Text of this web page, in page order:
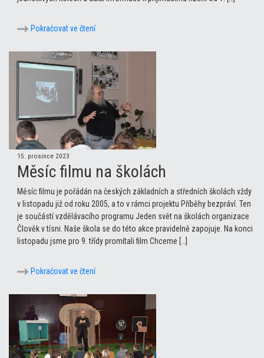
Pokračovat ve čtení
15. prosince 2023
Měsíc filmu na školách
Měsíc filmu je pořádán na českých základních a středních školách vždy
v listopadu již od roku 2005, a to v rámci projektu Příběhy bezpráví. Ten
je součástí vzdělávacího programu Jeden svět na školách organizace
Člověk v tísni. Naše škola se do této akce pravidelně zapojuje. Na konci
listopadu jsme pro 9. třídy promítali film Chceme […]
Pokračovat ve čtení